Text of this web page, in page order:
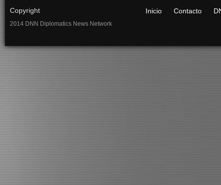
Copyright
2014 DNN Diplomatics News Network
Inicio Contacto